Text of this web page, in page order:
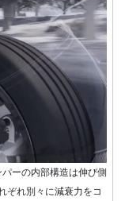
ーの内部構造は伸び側
ぞれ別々に減衰力をコ